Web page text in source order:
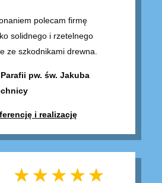
polecam firmę
solidnego i rzetelnego
ze szkodnikami drewna.
pw. św. Jakuba
i realizację